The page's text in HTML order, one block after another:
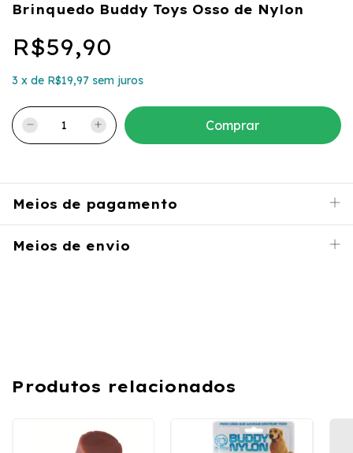
Brinquedo Buddy Toys Osso de Nylon
R$59,90
3 x de R$19,97 sem juros
Meios de pagamento
Meios de envio
Produtos relacionados